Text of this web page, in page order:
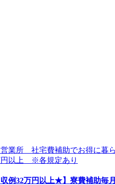
収例32万円以上★】寮費補助毎